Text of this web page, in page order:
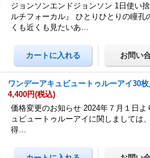
ジョンソンエンドジョンソン 1日使い
ルチフォーカル』 ひとりひとりの瞳
くも近くも見たいあ…
ワンデーアキュビュートゥルーアイ30枚
4,400円(税込)
価格変更のお知らせ 2024年７月１日
ュビュートゥルーアイに関しましては
得…